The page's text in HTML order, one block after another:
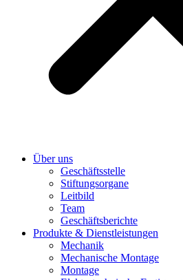
Über uns
Geschäftsstelle
Stiftungsorgane
Leitbild
Team
Geschäftsberichte
Produkte & Dienstleistungen
Mechanik
Mechanische Montage
Montage